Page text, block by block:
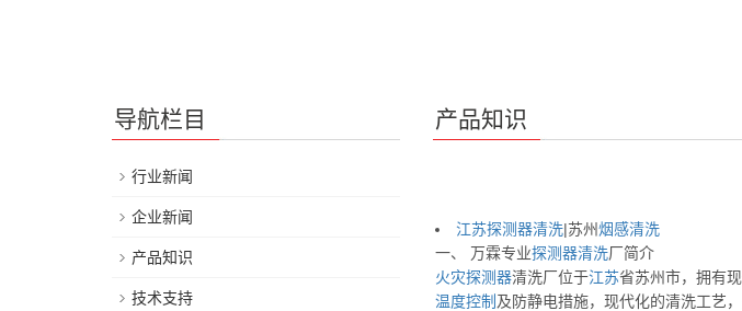
产品知识
江苏探测器清洗|苏州烟感清洗
一、 万霖专业探测器清洗厂简介
火灾探测器清洗厂位于江苏省苏州市，拥有
温度控制 及防静电措施，现代化的清洗工艺
导航栏目
行业新闻
企业新闻
产品知识
技术支持